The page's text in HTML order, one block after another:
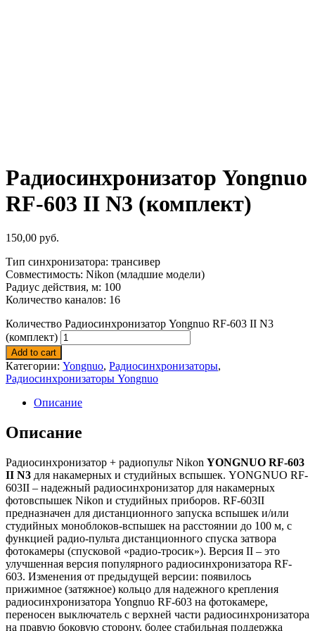
Радиосинхронизатор Yongnuo
RF-603 II N3 (комплект)
150,00 руб.
Тип синхронизатора: трансивер
Совместимость: Nikon (младшие модели)
Радиус действия, м: 100
Количество каналов: 16
Количество Радиосинхронизатор Yongnuo RF-603 II N3
(комплект)
Add to cart
Категории: Yongnuo, Радиосинхронизаторы,
Радиосинхронизаторы Yongnuo
Описание
Описание
Радиосинхронизатор + радиопульт Nikon YONGNUO RF-603
II N3 для накамерных и студийных вспышек. YONGNUO RF-
603II – надежный радиосинхронизатор для накамерных
фотовспышек Nikon и студийных приборов. RF-603II
предназначен для дистанционного запуска вспышек и/или
студийных моноблоков-вспышек на расстоянии до 100 м, с
функцией радио-пульта дистанционного спуска затвора
фотокамеры (спусковой «радио-тросик»). Версия II – это
улучшенная версия популярного радиосинхронизатора RF-
603. Изменения от предыдущей версии: появилось
прижимное (затяжное) кольцо для надежного крепления
радиосинхронизатора Yongnuo RF-603 на фотокамере,
переносен выключатель с верхней части радиосинхронизатора
на правую боковую сторону, более стабильная поддержка